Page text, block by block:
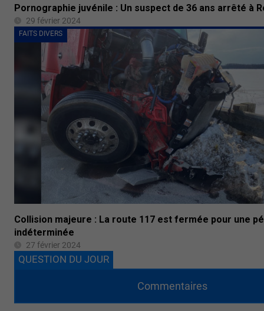
Pornographie juvénile : Un suspect de 36 ans arrêté à
29 février 2024
FAITS DIVERS
Collision majeure : La route 117 est fermée pour une
indéterminée
27 février 2024
QUESTION DU JOUR
Commentaires